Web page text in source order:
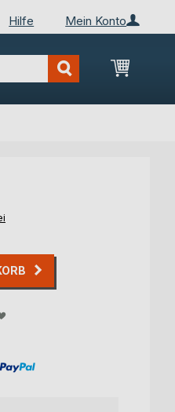
Mein Konto
Hilfe
Mein